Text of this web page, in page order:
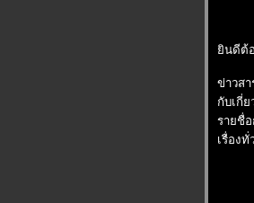
นดีต้อ
ข่าวส
กับเกี่
รายชื่
เรื่อง